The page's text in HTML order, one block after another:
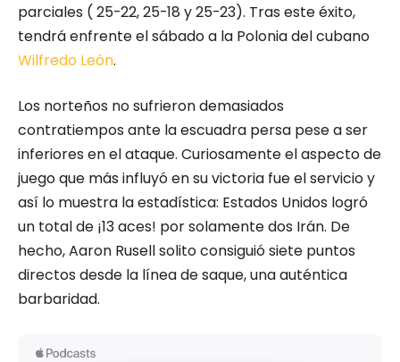
parciales ( 25-22, 25-18 y 25-23). Tras este éxito,
tendrá enfrente el sábado a la Polonia del cubano
Wilfredo León.
Los norteños no sufrieron demasiados
contratiempos ante la escuadra persa pese a ser
inferiores en el ataque. Curiosamente el aspecto de
juego que más influyó en su victoria fue el servicio y
así lo muestra la estadística: Estados Unidos logró
un total de ¡13 aces! por solamente dos Irán. De
hecho, Aaron Rusell solito consiguió siete puntos
directos desde la línea de saque, una auténtica
barbaridad.